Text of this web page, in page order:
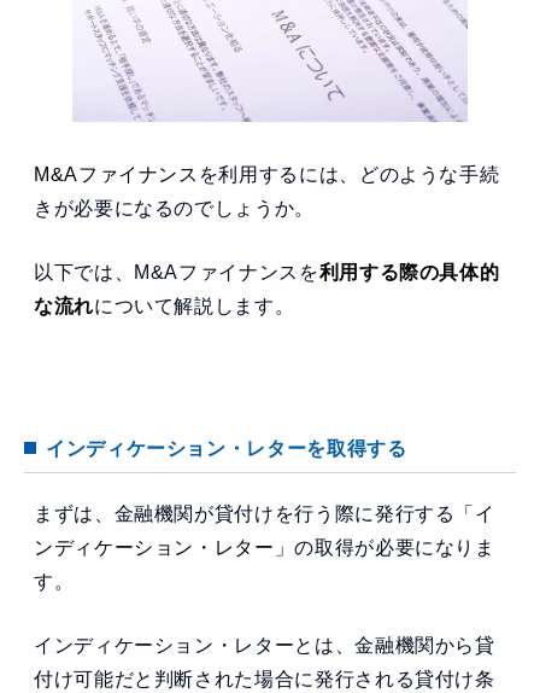
M&Aファイナンス を利用するには、どのような手続
きが必要になるのでしょうか。
以下では、M&Aファイナンスを利用する際の具体的
な流れについて解説します。
インディケーション・レターを取得する
まずは、金融機関が貸付けを行う際に発行する「 イ
ンディケーション・レター 」の取得が必要になりま
す。
インディケーション・レターとは、金融機関から貸
付け可能だと判断された場合に発行される貸付け条